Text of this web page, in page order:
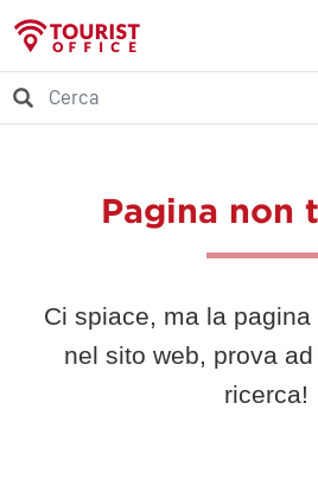
Pagina non
Ci spiace, ma la
nel sito web, prova
ricerca!